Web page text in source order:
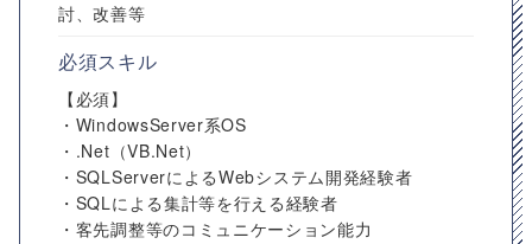
討、改善等
必須スキル
【必須】
・WindowsServer系OS
・.Net（VB.Net）
・SQLServerによるWebシステム開発経験者
・SQLによる集計等を行える経験者
・客先調整等のコミュニケーション能力